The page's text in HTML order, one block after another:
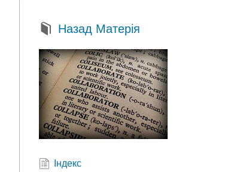
Назад Матерія
Індекс